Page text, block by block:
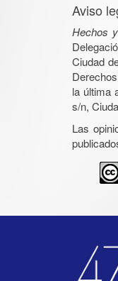
Aviso
Hechos
Ciudad
la última
s/n,
Las